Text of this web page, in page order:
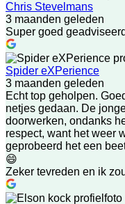
Chris Stevelmans
3 maanden geleden
Super goed
Spider eXPerience
3 maanden geleden
Echt top geholpen.
netjes gedaan. De
doorwerken, ondanks
respect, want het weer
geprobeerd het een
😄
Zeker tevreden en ik